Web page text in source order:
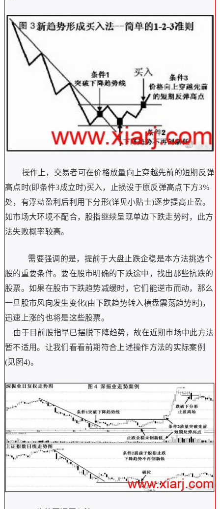
操作上，交易者可在价格放量向上穿越先前的短期反弹
高点时(即条件3成立时)买入，止损设于原反弹高点下方3%
处，有浮动盈利后利用下分形(详见小贴士)逐步提高止盈。
如市场大环境不配合，股指继续呈现单边下跌走势时，此方
法失败概率较高。
需要强调的是，提前于大盘止跌企稳是本方法挑选个
股的重要条件。要在股市明确的下跌途中，找出那些抗跌的
股票。如果在股市下跌趋势减缓时，它们能逆市而动，那么
一旦股市风向发生变化(由下跌趋势转入横盘震荡趋势时)，
迅速上涨的也将是这些股票。
由于目前股指早已摆脱下降趋势，故在近期市场中此方法
暂不适用。让我们看看前期符合上述操作方法的实际案例
(见图4)。